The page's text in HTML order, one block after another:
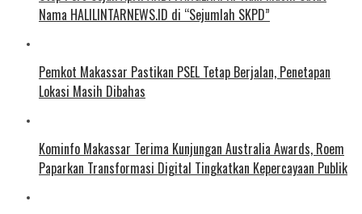
Nama HALILINTARNEWS.ID di “Sejumlah SKPD”
Pemkot Makassar Pastikan PSEL Tetap Berjalan, Penetapan
Lokasi Masih Dibahas
Kominfo Makassar Terima Kunjungan Australia Awards, Roem
Paparkan Transformasi Digital Tingkatkan Kepercayaan Publik